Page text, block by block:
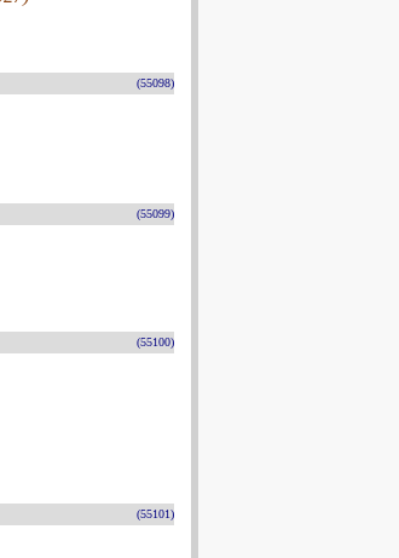
(55098)
(55099)
(55100)
(55101)